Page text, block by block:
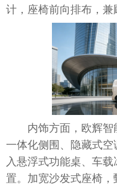
计，座椅前向排布，兼
内饰方面，欧辉智
一体化侧围、隐藏式
入悬浮式功能桌、车
置。加宽沙发式座椅